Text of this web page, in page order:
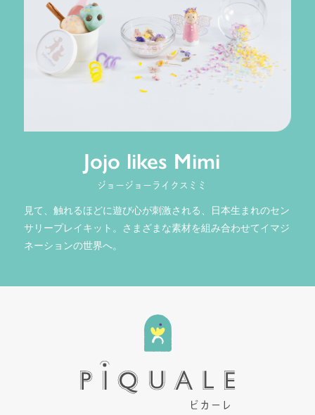
Jojo likes Mimi
ジョージョーライクスミミ
見て、触れるほどに遊び心が刺激される、日本生まれのセン
サリープレイキット。さまざまな素材を組み合わせてイマジ
ネーションの世界へ。